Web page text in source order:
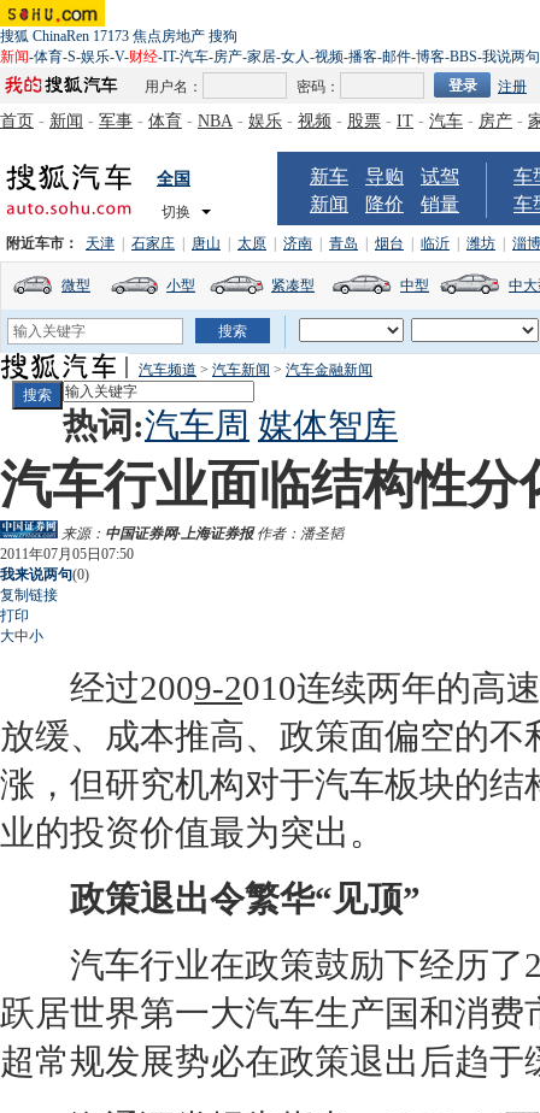
搜狐 ChinaRen 17173 焦点房地产 搜狗
新闻-体育-S-娱乐-V-财经-IT-汽车-房产-家居-女人-视频-播客-邮件-博客-BBS-我说两句
用户名：
密码： 注册
首页 - 新闻 - 军事 - 体育 - NBA - 娱乐 - 视频 - 股票 - IT - 汽车 - 房产 -
全国
切换
新车 导购
试驾
新闻
降价 销量
车
车
附近车市： 天津 石家庄 唐山 太原 济南 青岛 烟台 临沂 潍坊 淄博
微型 小型 紧凑型 中型 中
汽车频道 > 汽车新闻 > 汽车金融新闻
热词:汽车周 媒体智库
汽车行业面临结构性分
来源： 中国证券网·上海证券报作者：潘圣韬
2011年07月05日07:50
我来说两句(0)
复制链接
打印
大中小
经过2009-2010连续两年的高
放缓、成本推高、政策面偏空的
涨，但研究机构对于汽车板块的
业的投资价值最为突出。
政策退出令繁华“见顶”
汽车行业在政策鼓励下经历了
跃居世界第一大汽车生产国和消
超常规发展势必在政策退出后趋于